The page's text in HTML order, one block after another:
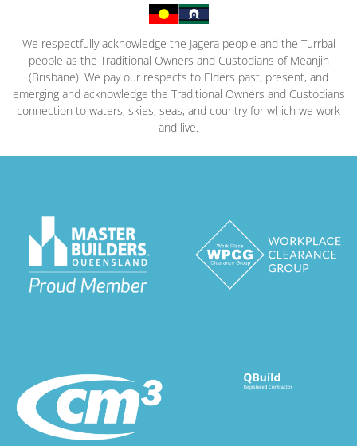
We respectfully acknowledge the Jagera people and the Turrbal
people as the Traditional Owners and Custodians of Meanjin
(Brisbane). We pay our respects to Elders past, present, and
emerging and acknowledge the Traditional Owners and Custodians
connection to waters, skies, seas, and country for which we work
and live.